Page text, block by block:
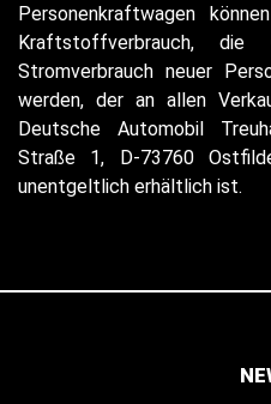
Personenkraftwagen
Kraftstoffverbrauch, die
Stromverbrauch neuer
werden, der an allen
Deutsche Automobil
Straße 1, D-73760
unentgeltlich erhältlich ist.